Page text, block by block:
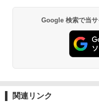
Google 検索で当サ
関連リンク